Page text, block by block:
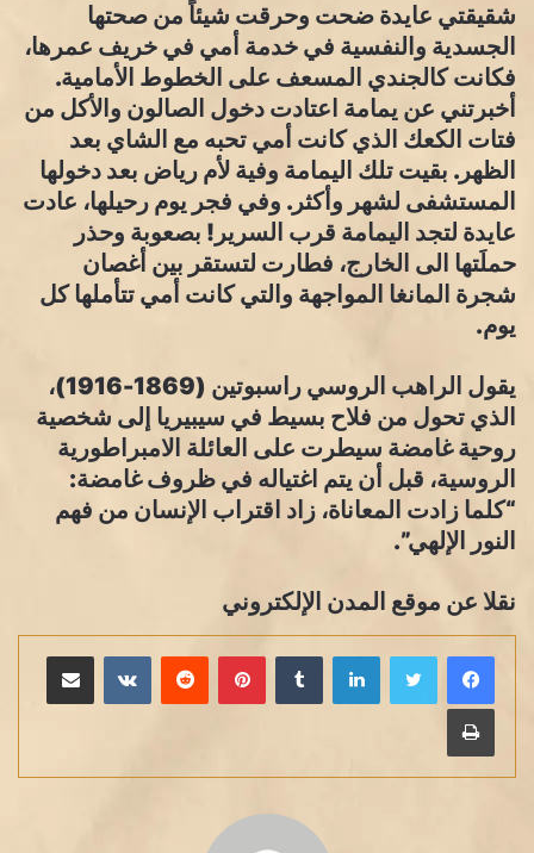
شقيقتي عايدة ضحت وحرقت شيئاً من صحتها
الجسدية والنفسية في خدمة أمي في خريف عمرها،
فكانت كالجندي المسعف على الخطوط الأمامية.
أخبرتني عن يمامة اعتادت دخول الصالون والأكل من
فتات الكعك الذي كانت أمي تحبه مع الشاي بعد
الظهر. بقيت تلك اليمامة وفية لأم رياض بعد دخولها
المستشفى لشهر وأكثر. وفي فجر يوم رحيلها، عادت
عايدة لتجد اليمامة قرب السرير! بصعوبة وحذر
حملَتها الى الخارج، فطارت لتستقر بين أغصان
شجرة المانغا المواجهة والتي كانت أمي تتأملها كل
يوم.
يقول الراهب الروسي راسبوتين (1869-1916)،
الذي تحول من فلاح بسيط في سيبيريا إلى شخصية
روحية غامضة سيطرت على العائلة الامبراطورية
الروسية، قبل أن يتم اغتياله في ظروف غامضة:
“كلما زادت المعاناة، زاد اقتراب الإنسان من فهم
النور الإلهي”.
نقلا عن موقع المدن الإلكتروني
لينكدإن بينتيريست مشاركة عبر البريد
طباعة